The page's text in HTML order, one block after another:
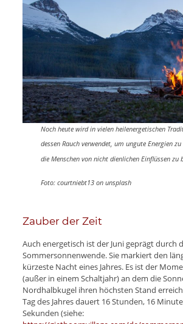
Noch heute wird in vielen heilenergetischen
dessen Rauch verwendet, um ungute Energien
die Menschen von nicht dienlichen Einflüssen zu
Foto: courtniebt13 on unsplash
Zauber der Zeit
Auch energetisch ist der Juni geprägt durch
Sommersonnenwende. Sie markiert den
kürzeste Nacht eines Jahres. Es ist der
(außer in einem Schaltjahr) an dem die
Nordhalbkugel ihren höchsten Stand
Tag des Jahres dauert 16 Stunden, 16
Sekunden (siehe: